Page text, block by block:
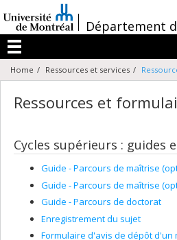
au
contenu
/Département
Menu
Home Ressources et services
Ressources et
Cycles supérieurs : guides
Guide - Parcours de maîtrise
Guide - Parcours de maîtrise
Guide - Parcours de doctorat
Enregistrement du sujet
Formulaire d'avis de dépôt d'un